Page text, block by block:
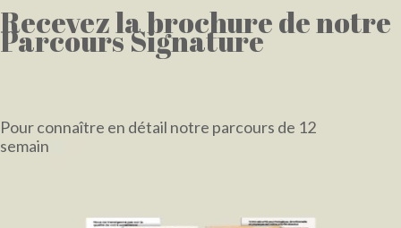
Recevez la brochure de notre
Parcours Signature
Pour connaître en détail notre parcours de 12
semaines